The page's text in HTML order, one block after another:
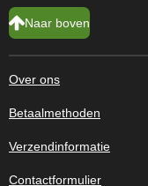
Naar boven
Over ons
Betaalmethoden
Verzendinformatie
Contactformulier